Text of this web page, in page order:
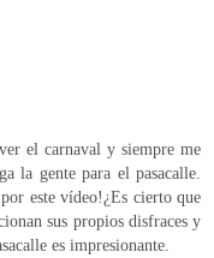
el carnaval y siempre me
la gente para el pasacalle.
este vídeo!¿Es cierto que
sus propios disfraces y
es impresionante.